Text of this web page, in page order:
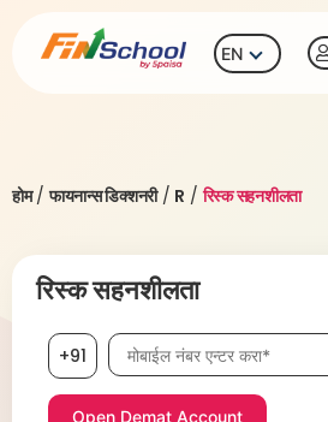
EN
होम/फायनान्स डिक्शनरी/ R /रिस्क सहनशीलता
रिस्क सहनशीलता
+91 मोबाईल नंबर, आवश्यक